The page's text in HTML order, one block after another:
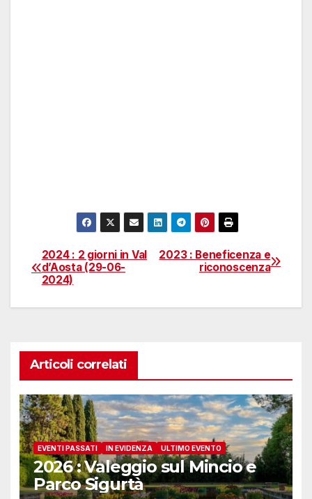
Navigazione
articoli
2023 : Beneficenza e
riconoscenza
2024 : 2 giorni in Val
d’Aosta (29-06-
2024)
Articoli correlati
EVENTI PASSATI IN EVIDENZA ULTIMO EVENTO
2026 : Valeggio sul Mincio e
Parco Sigurtà